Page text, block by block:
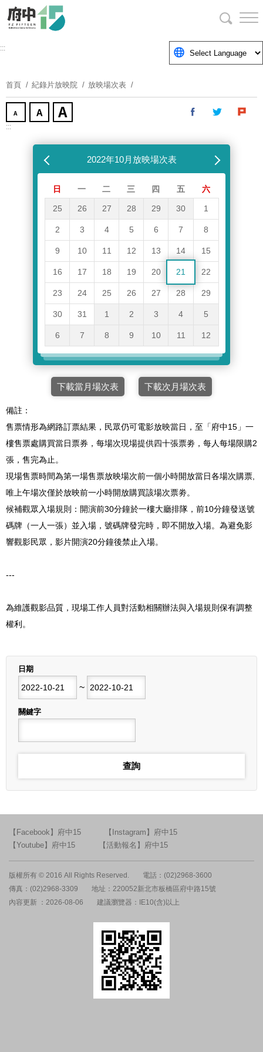
要
塊
:::
首頁 紀錄片放映院 放映場次表
:::
2022年10月放映場次表下個月
日 一 二 三 四 五 六
25 26 27 28 29 30 1
2 3 4 5 6 7 8
9 10 11 12 13 14 15
16 17 18 19 20 21 22
23 24 25 26 27 28 29
30 31 1 2 3 4 5
6 7 8 9 10 11 12
下載當月場次表 下載次月場次表
備註：
售票情形為網路訂票結果，民眾仍可電影放映當日，至「府中15」一
樓售票處購買當日票券，每場次現場提供四十張票劵，每人每場限購2
張，售完為止。
現場售票時間為第一場售票放映場次前一個小時開放當日各場次購票,
唯上午場次僅於放映前一小時開放購買該場次票劵。
候補觀眾入場規則：開演前30分鐘於一樓大廳排隊，前10分鐘發送號
碼牌（一人一張）並入場，號碼牌發完時，即不開放入場。為避免影
響觀影民眾，影片開演20分鐘後禁止入場。
---
為維護觀影品質，現場工作人員對活動相關辦法與入場規則保有調整
權利。
日期
~
結束日期
關鍵字
【Facebook】府中15
【Instagram】府中15
【Youtube】府中15
【活動報名】府中15
版權所有 © 2016 All Rights Reserved.
電話：(02)2968-3600
傳真：(02)2968-3309
地址：220052新北市板橋區府中路15號
內容更新 ：2026-08-06
建議瀏覽器：IE10(含)以上